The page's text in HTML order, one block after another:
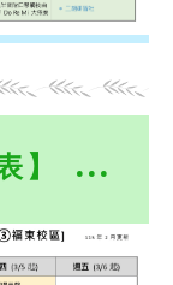
】 ...